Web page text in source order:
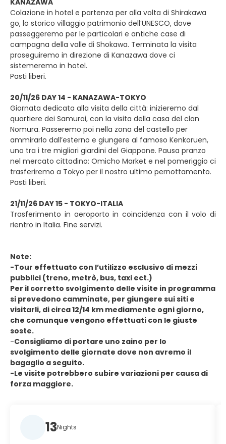
Colazione in hotel e partenza per alla volta di Shirakawa
go, lo storico villaggio patrimonio dell’UNESCO, dove
passeggeremo per le particolari e antiche case di
campagna della valle di Shokawa. Terminata la visita
proseguiremo in direzione di Kanazawa dove ci
sistemeremo in hotel.
Pasti liberi.
20/11/26 DAY 14 - KANAZAWA-TOKYO
Giornata dedicata alla visita della città: inizieremo dal
quartiere dei Samurai, con la visita della casa del clan
Nomura. Passeremo poi nella zona del castello per
ammirarlo dall’esterno e giungere al famoso Kenkoruen,
uno tra i tre migliori giardini del Giappone. Pausa pranzo
nel mercato cittadino: Omicho Market e nel pomeriggio ci
trasferiremo a Tokyo per il nostro ultimo pernottamento.
Pasti liberi.
21/11/26 DAY 15 - TOKYO-ITALIA
Trasferimento in aeroporto in coincidenza con il volo di
rientro in Italia. Fine servizi.
Note:
-Tour effettuato con l’utilizzo esclusivo di mezzi
pubblici (treno, metrò, bus, taxi ect.)
Per il corretto svolgimento delle visite in programma
si prevedono camminate, per giungere sui siti e
visitarli, di circa 12/14 km mediamente ogni giorno,
che comunque vengono effettuati con le giuste
soste.
-Consigliamo di portare uno zaino per lo
svolgimento delle giornate dove non avremo il
bagaglio a seguito.
-Le visite potrebbero subire variazioni per causa di
forza maggiore.
13Nights